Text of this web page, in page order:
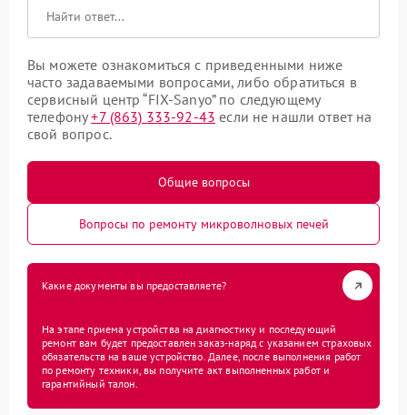
Вы можете ознакомиться с приведенными ниже
часто задаваемыми вопросами, либо обратиться в
сервисный центр “FIX-Sanyo” по следующему
телефону+7 (863) 333-92-43 если не нашли ответ на
свой вопрос.
Общие вопросы
Вопросы по ремонту микроволновых печей
Какие документы вы предоставляете?
На этапе приема устройства на диагностику и последующий
ремонт вам будет предоставлен заказ-наряд с указанием страховых
обязательств на ваше устройство. Далее, после выполнения работ
по ремонту техники, вы получите акт выполненных работ и
гарантийный талон.